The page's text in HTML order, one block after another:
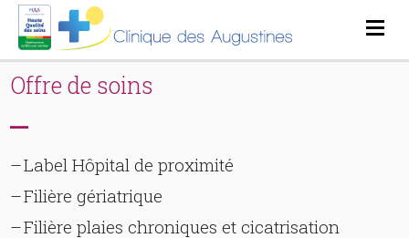
Offre de soins
Label Hôpital de proximité
Filière gériatrique
Filière plaies chroniques et cicatrisation